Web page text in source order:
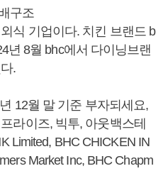
구조
식 기업이다. 치킨 브랜드 b
년 8월 bhc에서 다이닝브랜
.
12월 말 기준 부자되세요,
라이즈, 빅투, 아웃백스테
Limited, BHC CHICKEN IN
Market Inc, BHC Chapm